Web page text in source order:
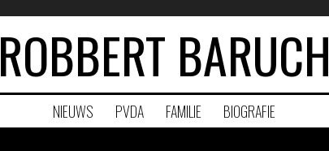
ROBBERT BARUCH
NIEUWS PVDA FAMILIE BIOGRAFIE